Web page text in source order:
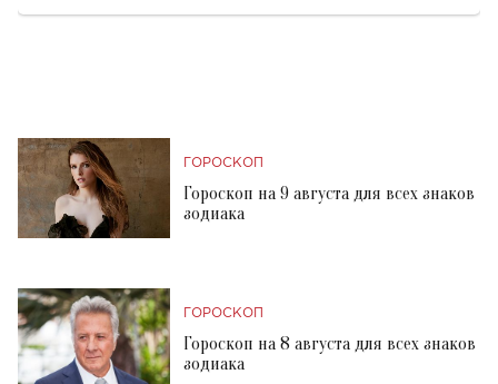
ГОРОСКОП
Гороскоп на 9 августа для всех знаков
зодиака
ГОРОСКОП
Гороскоп на 8 августа для всех знаков
зодиака